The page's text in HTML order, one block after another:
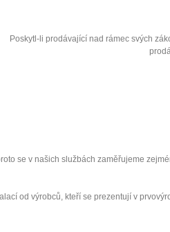
Poskytl-li prodávající nad rámec svých
se v našich službách zaměřujeme
od výrobců, kteří se prezentují v